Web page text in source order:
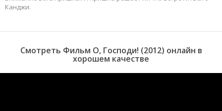
Канджи.
Смотреть Фильм О, Господи! (2012) онлайн в
хорошем качестве